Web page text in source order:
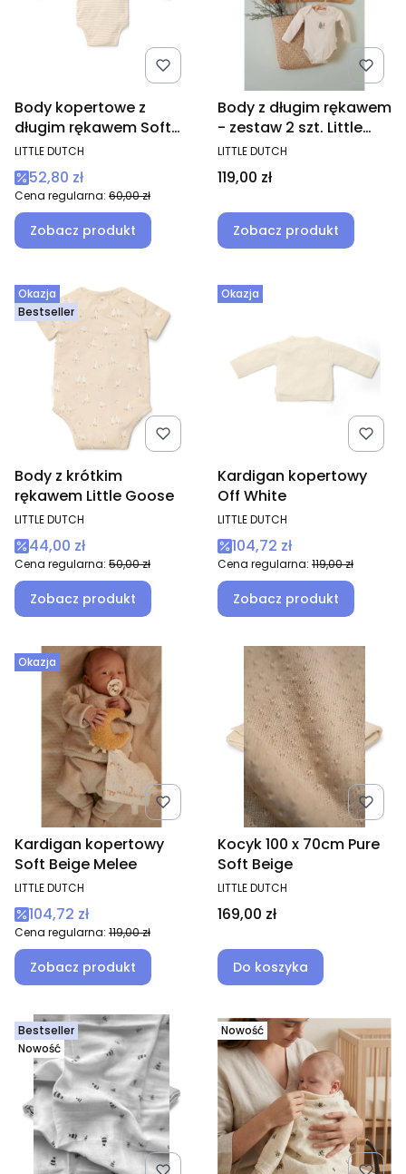
Body kopertowe z
długim rękawem Soft
Beige Stripe
PRODUCENT
LITTLE DUTCH
Cena promocyjna
52,80 zł
Cena regularna: 60,00 zł
Zobacz produkt
Body z długim rękawem
- zestaw 2 szt. Little
Christmas
PRODUCENT
LITTLE DUTCH
Cena
119,00 zł
Zobacz produkt
Okazja
Bestseller
Body z krótkim
rękawem Little Goose
PRODUCENT
LITTLE DUTCH
Cena promocyjna
44,00 zł
Cena regularna: 50,00 zł
Zobacz produkt
Okazja
Kardigan kopertowy
Off White
PRODUCENT
LITTLE DUTCH
Cena promocyjna
104,72 zł
Cena regularna: 119,00 zł
Zobacz produkt
Okazja
Kardigan kopertowy
Soft Beige Melee
PRODUCENT
LITTLE DUTCH
Cena promocyjna
104,72 zł
Cena regularna: 119,00 zł
Zobacz produkt
Kocyk 100 x 70cm Pure
Soft Beige
PRODUCENT
LITTLE DUTCH
Cena
169,00 zł
Do koszyka
Bestseller
Nowość
Nowość